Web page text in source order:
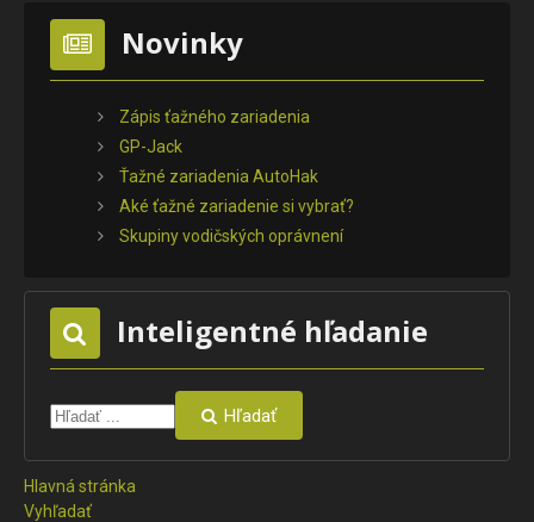
Novinky
Zápis ťažného zariadenia
GP-Jack
Ťažné zariadenia AutoHak
Aké ťažné zariadenie si vybrať?
Skupiny vodičských oprávnení
Inteligentné hľadanie
Hľadať
Hlavná stránka
Vyhľadať